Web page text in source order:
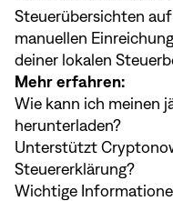
Steuerübersichten
manuellen
deiner lokalen
Mehr erfahren:
Wie kann ich meinen
herunterladen?
Unterstützt
Steuererklärung?
Wichtige